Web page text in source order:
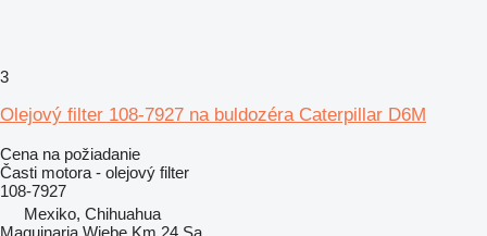
3
Olejový filter 108-7927 na buldozéra Caterpillar D6M
Cena na požiadanie
Časti motora - olejový filter
108-7927
Mexiko, Chihuahua
Maquinaria Wiebe Km 24 Sa